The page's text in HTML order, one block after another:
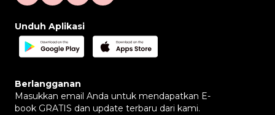
Unduh Aplikasi
Berlangganan
Masukkan email Anda untuk mendapatkan E-
book GRATIS dan update terbaru dari kami.